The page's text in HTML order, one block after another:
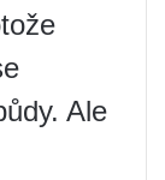
Ale